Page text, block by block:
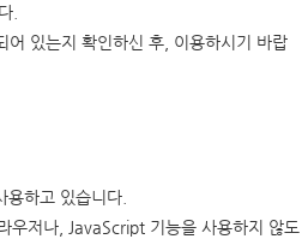
.
어 있는지 확인하신 후, 이용하시기 바랍
하고 있습니다.
우저나, JavaScript 기능을 사용하지 않도